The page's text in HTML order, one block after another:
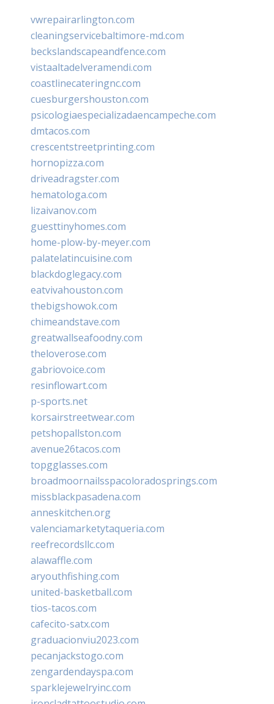
vwrepairarlington.com
cleaningservicebaltimore-md.com
beckslandscapeandfence.com
vistaaltadelveramendi.com
coastlinecateringnc.com
cuesburgershouston.com
psicologiaespecializadaencampeche.com
dmtacos.com
crescentstreetprinting.com
hornopizza.com
driveadragster.com
hematologa.com
lizaivanov.com
guesttinyhomes.com
home-plow-by-meyer.com
palatelatincuisine.com
blackdoglegacy.com
eatvivahouston.com
thebigshowok.com
chimeandstave.com
greatwallseafoodny.com
theloverose.com
gabriovoice.com
resinflowart.com
p-sports.net
korsairstreetwear.com
petshopallston.com
avenue26tacos.com
topgglasses.com
broadmoornailsspacoloradosprings.com
missblackpasadena.com
anneskitchen.org
valenciamarketytaqueria.com
reefrecordsllc.com
alawaffle.com
aryouthfishing.com
united-basketball.com
tios-tacos.com
cafecito-satx.com
graduacionviu2023.com
pecanjackstogo.com
zengardendayspa.com
sparklejewelryinc.com